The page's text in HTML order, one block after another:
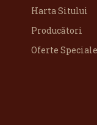
Harta Sitului
Producători
Oferte Speciale